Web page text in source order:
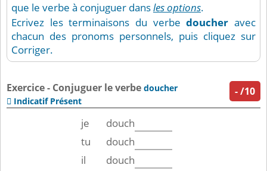
que le verbe à conjuguer dansles options.
Ecrivez les terminaisons du verbedoucher avec
chacun des pronoms personnels, puis cliquez sur
Corriger.
-/10
Exercice - Conjuguer le verbe doucher
 Indicatif Présent
je
douch
tu
douch
il
douch